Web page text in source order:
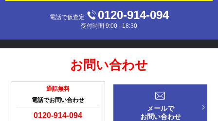
電話で仮査定 0120-914-094
受付時間 9:00 - 18:30
お問い合わせ
通話無料
電話でお問い合わせ
0120-914-094
メールで
お問い合わせ